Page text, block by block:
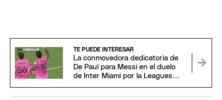
TE PUEDE INTERESAR
La conmovedora dedicatoria de
De Paul para Messi en el duelo
de Inter Miami por la Leagues